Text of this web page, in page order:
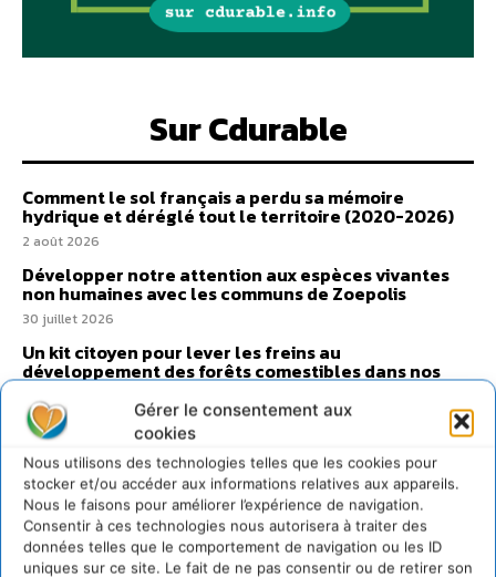
Gérer le consentement aux
cookies
Nous utilisons des technologies telles que les cookies pour
stocker et/ou accéder aux informations relatives aux appareils.
Nous le faisons pour améliorer l’expérience de navigation.
Consentir à ces technologies nous autorisera à traiter des
données telles que le comportement de navigation ou les ID
uniques sur ce site. Le fait de ne pas consentir ou de retirer son
Sur Cdurable
Comment le sol français a perdu sa mémoire
hydrique et déréglé tout le territoire (2020-2026)
2 août 2026
Développer notre attention aux espèces vivantes
non humaines avec les communs de Zoepolis
30 juillet 2026
Un kit citoyen pour lever les freins au
développement des forêts comestibles dans nos
29 juillet 2026
L’éco-anxiété informe et l’éco-lucidité transforme
28 juillet 2026
7 indicateurs pour des villes résilientes et durables,
adaptées au changement climatique
27 juillet 2026